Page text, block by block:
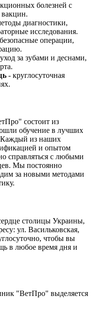
болезней с
диагностики,
исследования.
операции,
за зубами и деснами,
- круглосуточная
состоит из
обучение в лучших
Каждый из наших
и опытом
справляться с любыми
Мы постоянно
за новыми методами
столицы Украины,
ул. Васильковская,
чтобы вы
в любое время дня и
"ВетПро" выделяется